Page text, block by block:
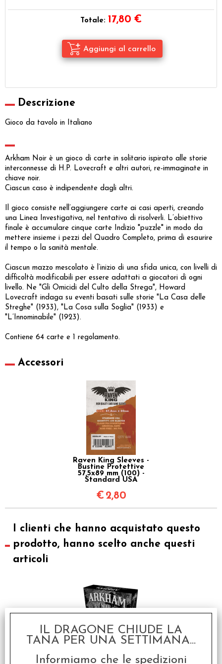
Totale: 17,80 €
Descrizione
Gioco da tavolo in Italiano
Arkham Noir è un gioco di carte in solitario ispirato alle storie
interconnesse di H.P. Lovecraft e altri autori, re-immaginate in
chiave noir.
Ciascun caso è indipendente dagli altri.
Il gioco consiste nell’aggiungere carte ai casi aperti, creando
una Linea Investigativa, nel tentativo di risolverli. L’obiettivo
finale è accumulare cinque carte Indizio "puzzle" in modo da
mettere insieme i pezzi del Quadro Completo, prima di esaurire
il tempo o la sanità mentale.
Ciascun mazzo mescolato è l’inizio di una sfida unica, con livelli di
difficoltà modificabili per essere adattati a giocatori di ogni
livello. Ne "Gli Omicidi del Culto della Strega", Howard
Lovecraft indaga su eventi basati sulle storie "La Casa delle
Streghe" (1933), "La Cosa sulla Soglia" (1933) e
"L’Innominabile" (1923).
Contiene 64 carte e 1 regolamento.
Accessori
Raven King Sleeves -
Bustine Protettive
57,5x89 mm (100) -
Standard USA
€ 2,80
I clienti che hanno acquistato questo
prodotto, hanno scelto anche questi
articoli
IL DRAGONE CHIUDE LA
TANA PER UNA SETTIMANA...
Informiamo che le spedizioni